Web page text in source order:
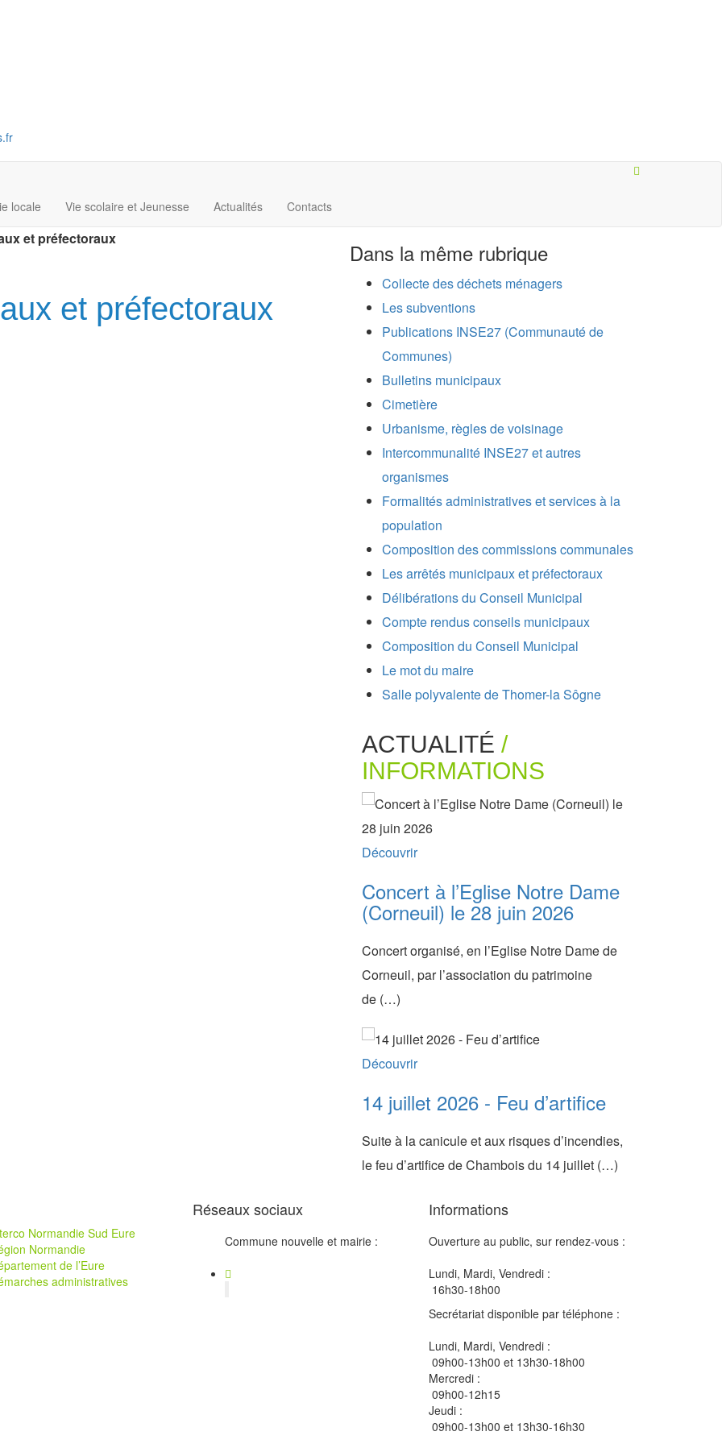
locale Vie scolaire et Jeunesse Actualités Contacts
et préfectoraux
et préfectoraux
Dans la même rubrique
Collecte des déchets ménagers
Les subventions
Publications INSE27 (Communauté de
Communes)
Bulletins municipaux
Cimetière
Urbanisme, règles de voisinage
Intercommunalité INSE27 et autres
organismes
Formalités administratives et services à la
population
Composition des commissions communales
Les arrêtés municipaux et préfectoraux
Délibérations du Conseil Municipal
Compte rendus conseils municipaux
Composition du Conseil Municipal
Le mot du maire
Salle polyvalente de Thomer-la Sôgne
ACTUALITÉ /
INFORMATIONS
Découvrir
Concert à l’Eglise Notre Dame
(Corneuil) le 28 juin 2026
Concert organisé, en l’Eglise Notre Dame de
Corneuil, par l’association du patrimoine
de (…)
Découvrir
14 juillet 2026 - Feu d’artifice
Suite à la canicule et aux risques d’incendies,
le feu d’artifice de Chambois du 14 juillet (…)
Normandie Sud Eure
Normandie
de l’Eure
administratives
Réseaux sociaux
Commune nouvelle et mairie :
Informations
Ouverture au public, sur rendez-vous :
Lundi, Mardi, Vendredi :
16h30-18h00
Secrétariat disponible par téléphone :
Lundi, Mardi, Vendredi :
09h00-13h00 et 13h30-18h00
Mercredi :
09h00-12h15
Jeudi :
09h00-13h00 et 13h30-16h30